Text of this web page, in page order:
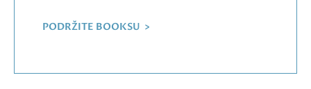
PODRŽITE BOOKSU >